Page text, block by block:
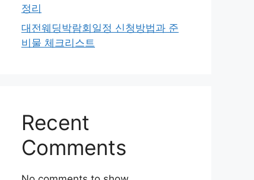
정리
대전웨딩박람회일정 신청방법과 준
비물 체크리스트
Recent
Comments